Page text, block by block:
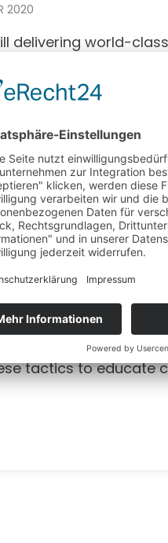
2020
delivering world-
For A
2020
tactics to educate